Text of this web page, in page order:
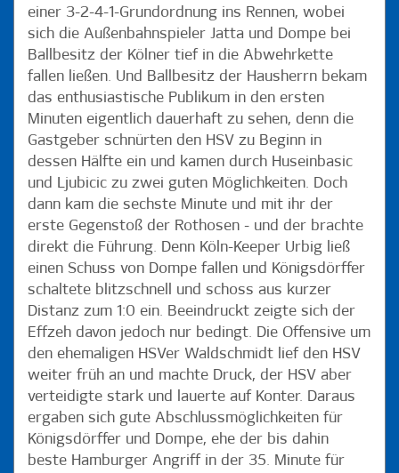
einer 3-2-4-1-Grundordnung ins Rennen, wobei
sich die Außenbahnspieler Jatta und Dompe bei
Ballbesitz der Kölner tief in die Abwehrkette
fallen ließen. Und Ballbesitz der Hausherrn bekam
das enthusiastische Publikum in den ersten
Minuten eigentlich dauerhaft zu sehen, denn die
Gastgeber schnürten den HSV zu Beginn in
dessen Hälfte ein und kamen durch Huseinbasic
und Ljubicic zu zwei guten Möglichkeiten. Doch
dann kam die sechste Minute und mit ihr der
erste Gegenstoß der Rothosen - und der brachte
direkt die Führung. Denn Köln-Keeper Urbig ließ
einen Schuss von Dompe fallen und Königsdörffer
schaltete blitzschnell und schoss aus kurzer
Distanz zum 1:0 ein. Beeindruckt zeigte sich der
Effzeh davon jedoch nur bedingt. Die Offensive um
den ehemaligen HSVer Waldschmidt lief den HSV
weiter früh an und machte Druck, der HSV aber
verteidigte stark und lauerte auf Konter. Daraus
ergaben sich gute Abschlussmöglichkeiten für
Königsdörffer und Dompe, ehe der bis dahin
beste Hamburger Angriff in der 35. Minute für